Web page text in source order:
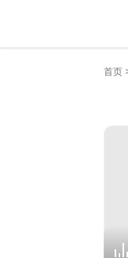
首页